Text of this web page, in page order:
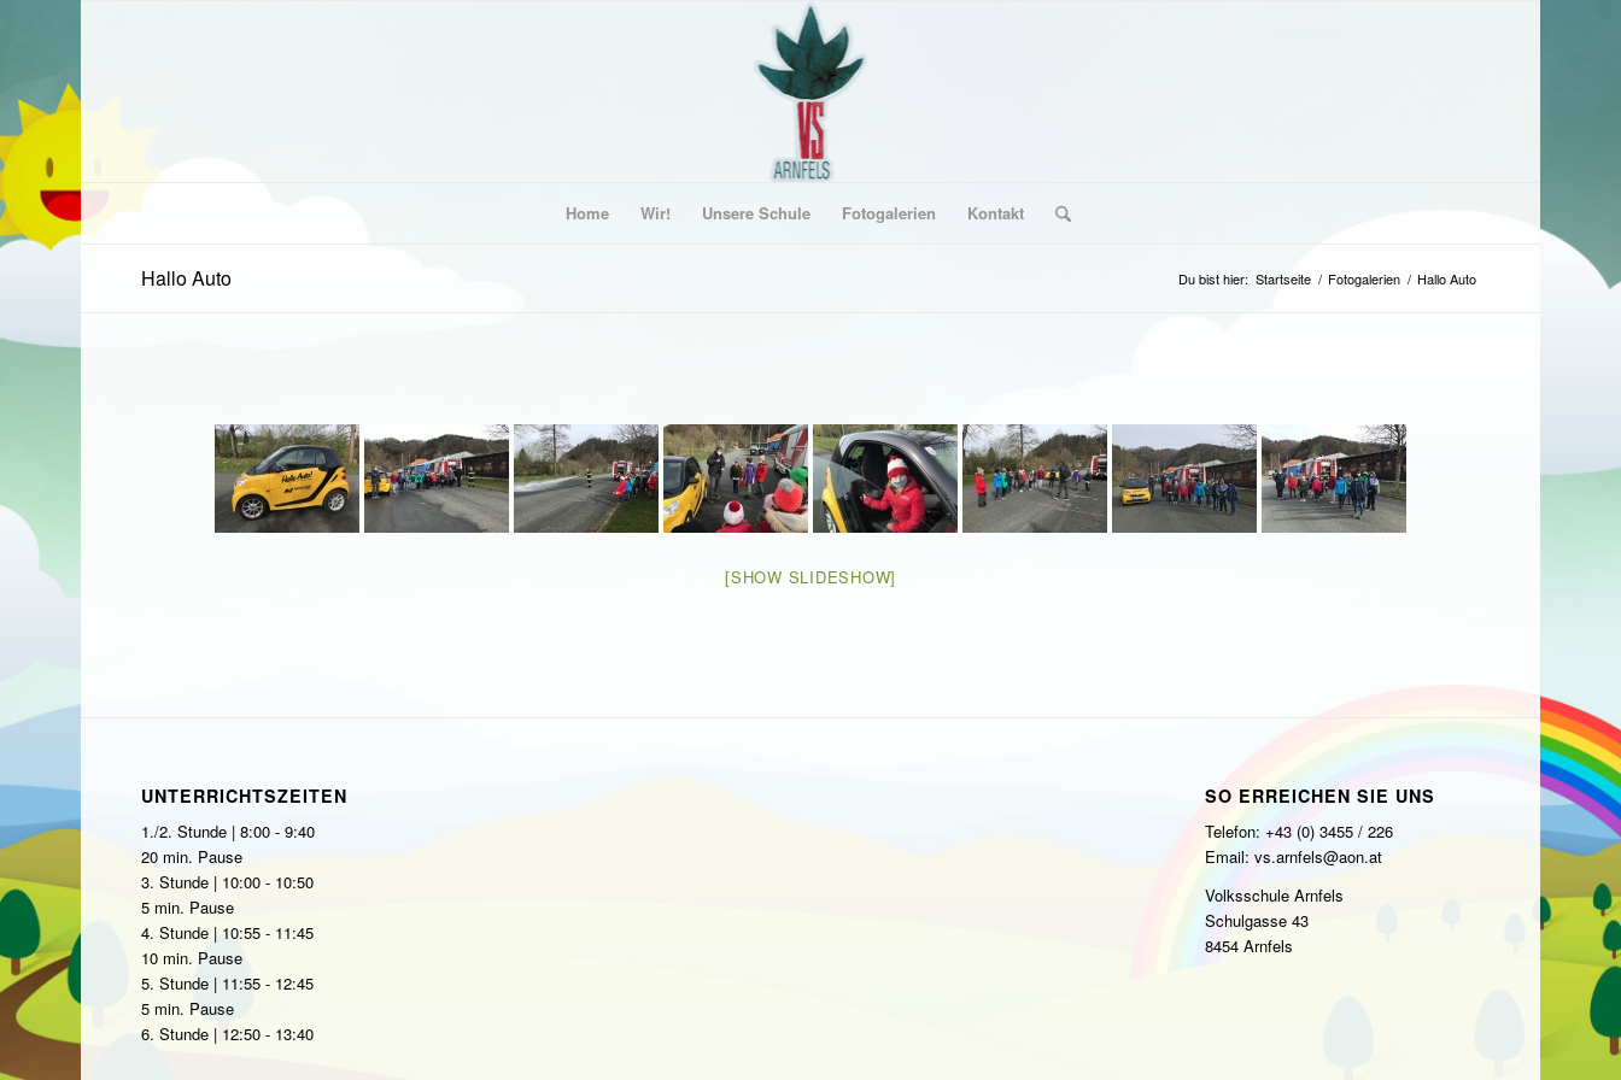
Home Wir! Unsere Schule Fotogalerien Kontakt
Hallo Auto Du bist hier: Startseite / Fotogalerien / Hallo Auto
[SHOW SLIDESHOW]
UNTERRICHTSZEITEN
1./2. Stunde | 8:00 - 9:40
20 min. Pause
3. Stunde | 10:00 - 10:50
5 min. Pause
4. Stunde | 10:55 - 11:45
10 min. Pause
5. Stunde | 11:55 - 12:45
5 min. Pause
6. Stunde | 12:50 - 13:40
SO ERREICHEN SIE UNS
Telefon: +43 (0) 3455 / 226
Email: vs.arnfels@aon.at
Volksschule Arnfels
Schulgasse 43
8454 Arnfels